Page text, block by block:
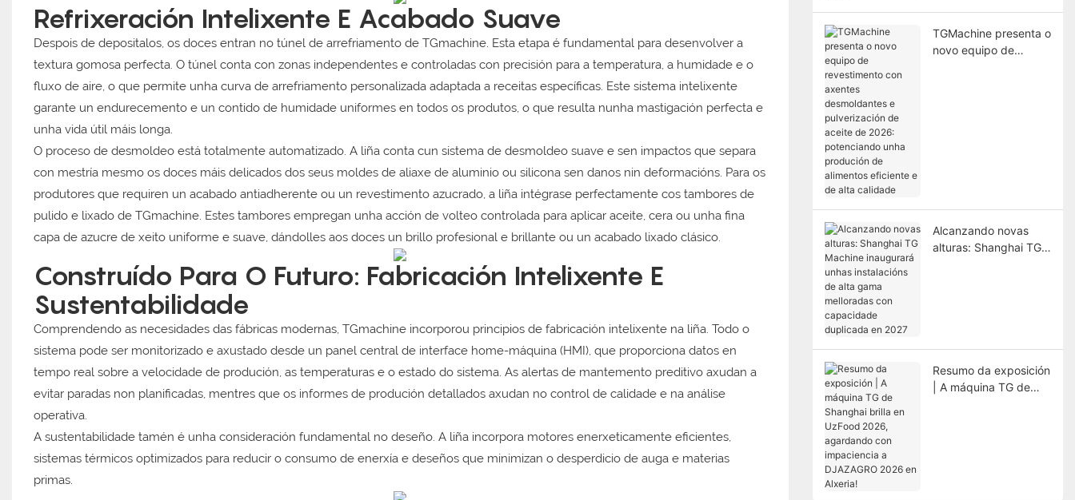
Refrixeración Intelixente E Acabado Suave
Despois de depositalos, os doces entran no túnel de arrefriamento de TGmachine. Esta etapa é fundamental para desenvolver a
textura gomosa perfecta. O túnel conta con zonas independentes e controladas con precisión para a temperatura, a humidade e o
fluxo de aire, o que permite unha curva de arrefriamento personalizada adaptada a receitas específicas. Este sistema intelixente
garante un endurecemento e un contido de humidade uniformes en todos os produtos, o que resulta nunha mastigación perfecta e
unha vida útil máis longa.
O proceso de desmoldeo está totalmente automatizado. A liña conta cun sistema de desmoldeo suave e sen impactos que separa
con mestría mesmo os doces máis delicados dos seus moldes de aliaxe de aluminio ou silicona sen danos nin deformacións. Para os
produtores que requiren un acabado antiadherente ou un revestimento azucrado, a liña intégrase perfectamente cos tambores de
pulido e lixado de TGmachine. Estes tambores empregan unha acción de volteo controlada para aplicar aceite, cera ou unha fina
capa de azucre de xeito uniforme e suave, dándolles aos doces un brillo profesional e brillante ou un acabado lixado clásico.
Construído Para O Futuro: Fabricación Intelixente E
Sustentabilidade
Comprendendo as necesidades das fábricas modernas, TGmachine incorporou principios de fabricación intelixente na liña. Todo o
sistema pode ser monitorizado e axustado desde un panel central de interface home-máquina (HMI), que proporciona datos en
tempo real sobre a velocidade de produción, as temperaturas e o estado do sistema. As alertas de mantemento preditivo axudan a
evitar paradas non planificadas, mentres que os informes de produción detallados axudan no control de calidade e na análise
operativa.
A sustentabilidade tamén é unha consideración fundamental no deseño. A liña incorpora motores enerxeticamente eficientes,
sistemas térmicos optimizados para reducir o consumo de enerxía e deseños que minimizan o desperdicio de auga e materias
primas.
TGMachine presenta o
novo equipo de
Alcanzando novas
alturas: Shanghai TG
Resumo da exposición
| A máquina TG de